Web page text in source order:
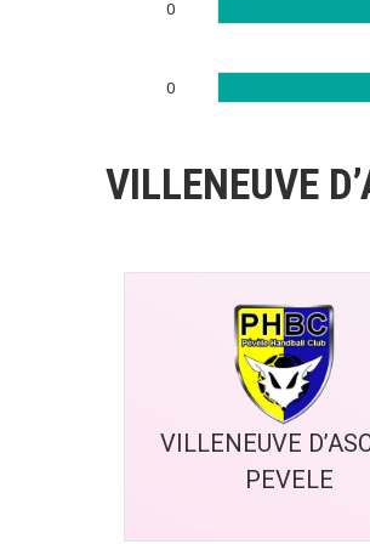
0
0
VILLENEUVE
VILLENEUVE
PEVELE